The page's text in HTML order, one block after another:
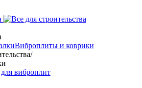
Виброплиты и коврики
/
виброплит